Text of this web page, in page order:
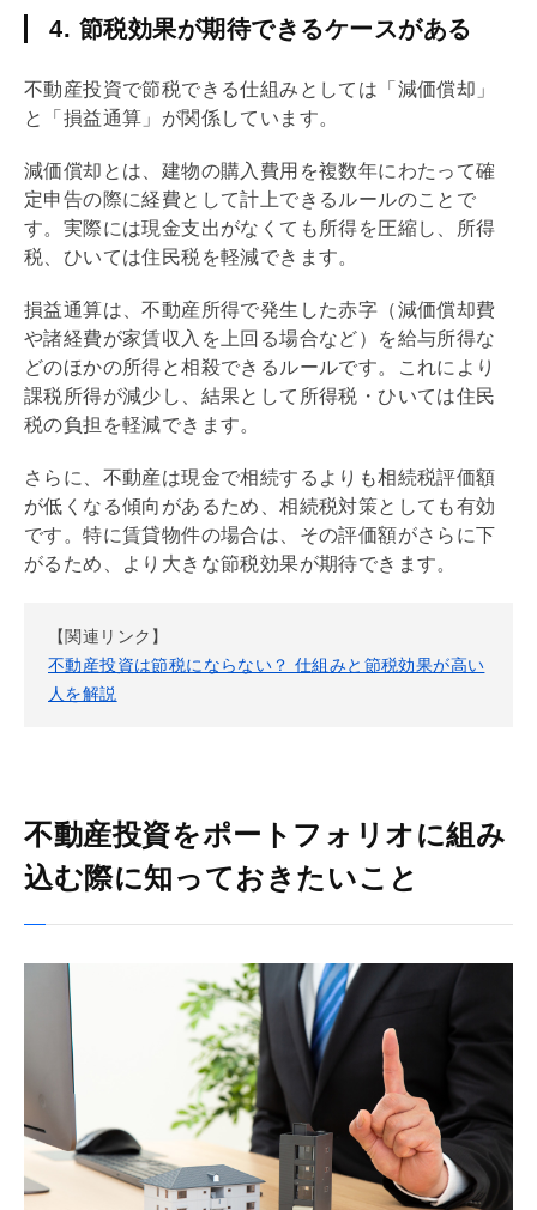
4. 節税効果が期待できるケースがある
不動産投資で節税できる仕組みとしては「 減価償却 」
と「損益通算」が関係しています。
減価償却 とは、建物の購入費用を複数年にわたって確
定申告の際に経費として計上できるルールのことで
す。実際には現金支出がなくても所得を圧縮し、所得
税、ひいては住民税を軽減できます。
損益通算は、不動産所得で発生した赤字（減価償却費
や諸経費が家賃収入を上回る場合など）を給与所得な
どのほかの所得と相殺できるルールです。これにより
課税所得が減少し、結果として所得税・ひいては住民
税の負担を軽減できます。
さらに、不動産は現金で相続するよりも相続税評価額
が低くなる傾向があるため、相続税対策としても有効
です。特に賃貸物件の場合は、その評価額がさらに下
がるため、より大きな節税効果が期待できます。
【関連リンク】
不動産投資は節税にならない？ 仕組みと節税効果が高い
人を解説
不動産投資をポートフォリオに組み
込む際に知っておきたいこと